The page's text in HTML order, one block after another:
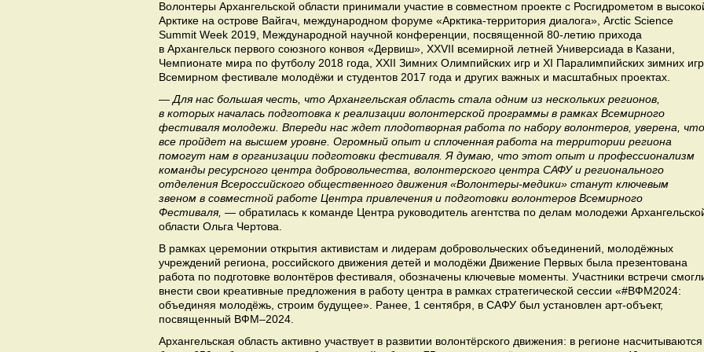
Волонтеры Архангельской области принимали участие в совместном проекте с Росгидрометом в
Арктике на острове Вайгач, международном форуме «Арктика-территория диалога», Arctic Science
Summit Week 2019, Международной научной конференции, посвященной 80-летию прихода
в Архангельск первого союзного конвоя «Дервиш», XXVII всемирной летней Универсиада в Казани,
Чемпионате мира по футболу 2018 года, XXII Зимних Олимпийских игр и XI Паралимпийских зимних
Всемирном фестивале молодёжи и студентов 2017 года и других важных и масштабных проектах.
— Для нас большая честь, что Архангельская область стала одним из нескольких регионов,
в которых началась подготовка к реализации волонтерской программы в рамках Всемирного
фестиваля молодежи. Впереди нас ждет плодотворная работа по набору волонтеров, уверена, что
все пройдет на высшем уровне. Огромный опыт и сплоченная работа на территории региона
помогут нам в организации подготовки фестиваля. Я думаю, что этот опыт и профессионализм
команды ресурсного центра добровольчества, волонтерского центра САФУ и регионального
отделения Всероссийского общественного движения «Волонтеры-медики» станут ключевым
звеном в совместной работе Центра привлечения и подготовки волонтеров Всемирного
Фестиваля, — обратилась к команде Центра руководитель агентства по делам молодежи
области Ольга Чертова.
В рамках церемонии открытия активистам и лидерам добровольческих объединений, молодёжных
учреждений региона, российского движения детей и молодёжи Движение Первых была презентована
работа по подготовке волонтёров фестиваля, обозначены ключевые моменты. Участники встречи
внести свои креативные предложения в работу центра в рамках стратегической сессии «#ВФМ2024:
объединяя молодёжь, строим будущее». Ранее, 1 сентября, в САФУ был установлен арт-объект,
посвященный ВФМ–2024.
Архангельская область активно участвует в развитии волонтёрского движения: в регионе насчитываются